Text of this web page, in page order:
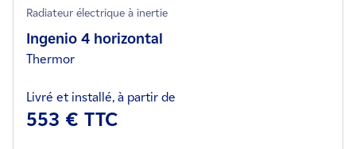
Radiateur électrique à inertie
Ingenio 4 horizontal
Thermor
Livré et installé, à partir de
553 € TTC